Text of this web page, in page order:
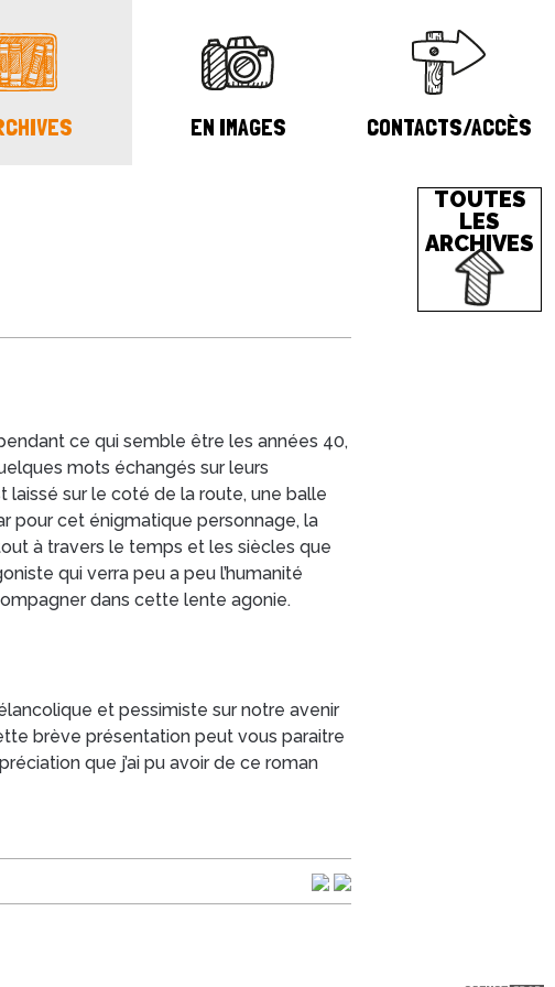
EN IMAGES CONTACTS/ACCÈS
ce qui semble être les années 40,
mots échangés sur leurs
sur le coté de la route, une balle
pour cet énigmatique personnage, la
à travers le temps et les siècles que
qui verra peu a peu l’humanité
dans cette lente agonie.
et pessimiste sur notre avenir
brève présentation peut vous paraitre
que j’ai pu avoir de ce roman
TOUTES
LES
ARCHIVES